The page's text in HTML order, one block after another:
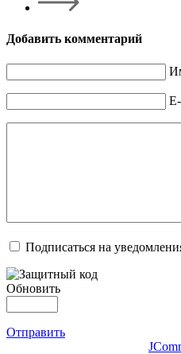
Добавить комментарий
Подписаться на
Обновить
Отправить